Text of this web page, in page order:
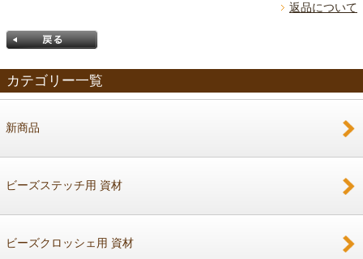
返品について
カテゴリー一覧
新商品
ビーズステッチ用 資材
ビーズクロッシェ用 資材